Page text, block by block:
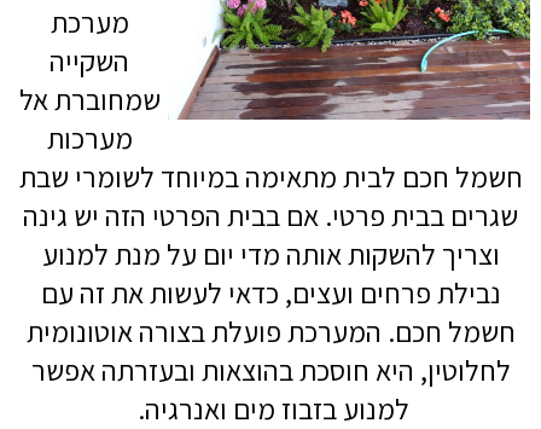
מערכת
השקייה
שמחוברת אל
מערכות
חשמל חכם לבית מתאימה במיוחד לשומרי שבת
שגרים בבית פרטי. אם בבית הפרטי הזה יש גינה
וצריך להשקות אותה מדי יום על מנת למנוע
נבילת פרחים ועצים, כדאי לעשות את זה עם
חשמל חכם. המערכת פועלת בצורה אוטונומית
לחלוטין, היא חוסכת בהוצאות ובעזרתה אפשר
למנוע בזבוז מים ואנרגיה.